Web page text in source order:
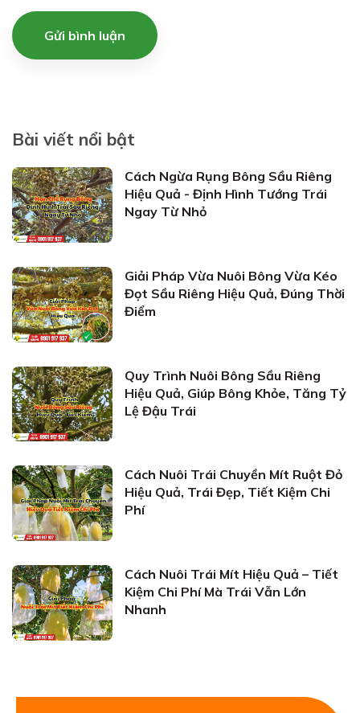
Gửi bình luận
Bài viết nổi bật
Cách Ngừa Rụng Bông Sầu Riêng
Hiệu Quả - Định Hình Tướng Trái
Ngay Từ Nhỏ
Giải Pháp Vừa Nuôi Bông Vừa Kéo
Đọt Sầu Riêng Hiệu Quả, Đúng Thời
Điểm
Quy Trình Nuôi Bông Sầu Riêng
Hiệu Quả, Giúp Bông Khỏe, Tăng Tỷ
Lệ Đậu Trái
Cách Nuôi Trái Chuyền Mít Ruột Đỏ
Hiệu Quả, Trái Đẹp, Tiết Kiệm Chi
Phí
Cách Nuôi Trái Mít Hiệu Quả – Tiết
Kiệm Chi Phí Mà Trái Vẫn Lớn
Nhanh